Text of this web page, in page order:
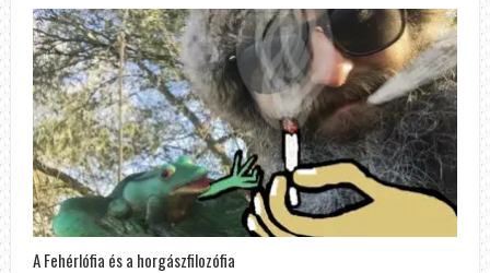
A Fehérlófia és a horgászfilozófia